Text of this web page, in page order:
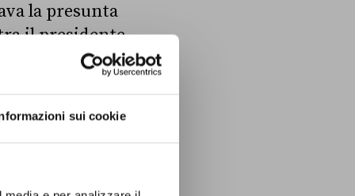
sui cookie
la presunta
il presidente
Gianluca
stando a